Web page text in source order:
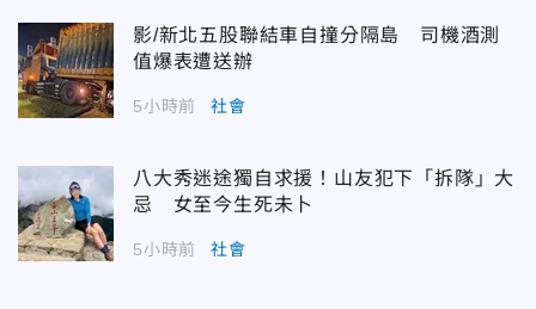
影/新北五股聯結車自撞分隔島 司機酒測
值爆表遭送辦
5小時前 社會
八大秀迷途獨自求援！山友犯下「拆隊」大
忌 女至今生死未卜
5小時前 社會